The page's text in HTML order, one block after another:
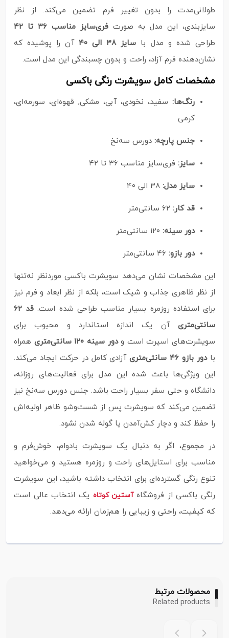
طولانی‌مدت را بدون تغییر فرم تضمین می‌کند. از نظر
سایزبندی، این مدل به صورت فری‌سایز مناسب ۳۶ تا ۴۲
طراحی شده و مدل با سایز ۳۸ الی ۴۰
آن را پوشیده که
نشان‌دهنده فرم آزاد، راحت و بدون چسبندگی این مدل است.
مشخصات کامل سویشرت رنگی باکسی
رنگ‌ها: سفید، نخودی، آبی، مشکی, قهوه‌ای، سورمه‌ای،
کرمی
جنس پارچه: دورس سه‌نخ
سایز: فری‌سایز مناسب ۳۶ تا ۴۲
سایز مدل:
قد کار:
دور سینه:
دور بازو:
این مشخصات نشان می‌دهد سویشرت باکسی موردنظر نه‌تنها
از نظر ظاهری جذاب و شیک است، بلکه از نظر ابعاد و فرم نیز
برای استفاده روزمره بسیار مناسب طراحی شده است.
قد ۶۲
سانتی‌متری آن یک اندازه استاندارد و محبوب برای
سویشرت‌های اسپرت است ودور سینه ۱۲۰ سانتی‌متری
همراه
بادور بازو ۴۶ سانتی‌متری
آزادی کامل در حرکت ایجاد می‌کند.
این ویژگی‌ها باعث شده این مدل برای فعالیت‌های روزانه،
دانشگاه و حتی سفر بسیار راحت باشد. جنس دورس سه‌نخ نیز
تضمین می‌کند که سویشرت پس از شست‌وشو ظاهر اولیه‌اش
را حفظ کند و دچار کش‌آمدن یا گوله شدن نشود.
در مجموع، اگر به دنبال یک سویشرت بادوام، خوش‌فرم و
مناسب برای استایل‌های راحت و روزمره هستید و می‌خواهید
تنوع رنگی گسترده‌ای برای انتخاب داشته باشید، این سویشرت
رنگی باکسی از فروشگاهآستین کوتاه یک انتخاب عالی است
که کیفیت، راحتی و زیبایی را هم‌زمان ارائه می‌دهد.
محصولات مرتبط
Related products